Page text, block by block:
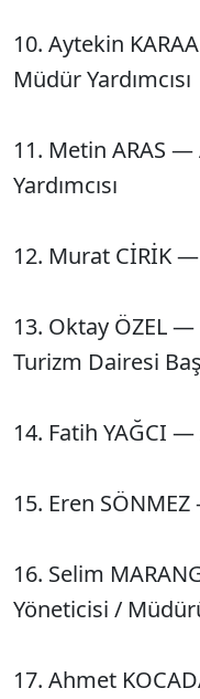
10. Aytekin
Müdür Yardımcısı
11. Metin ARAS
Yardımcısı
12. Murat CİRİK
13. Oktay ÖZEL —
Turizm Dairesi
14. Fatih YAĞCI —
15. Eren
16. Selim
Yöneticisi /
17. Ahmet